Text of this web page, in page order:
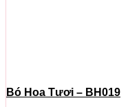
Bó Hoa Tươi – BH019